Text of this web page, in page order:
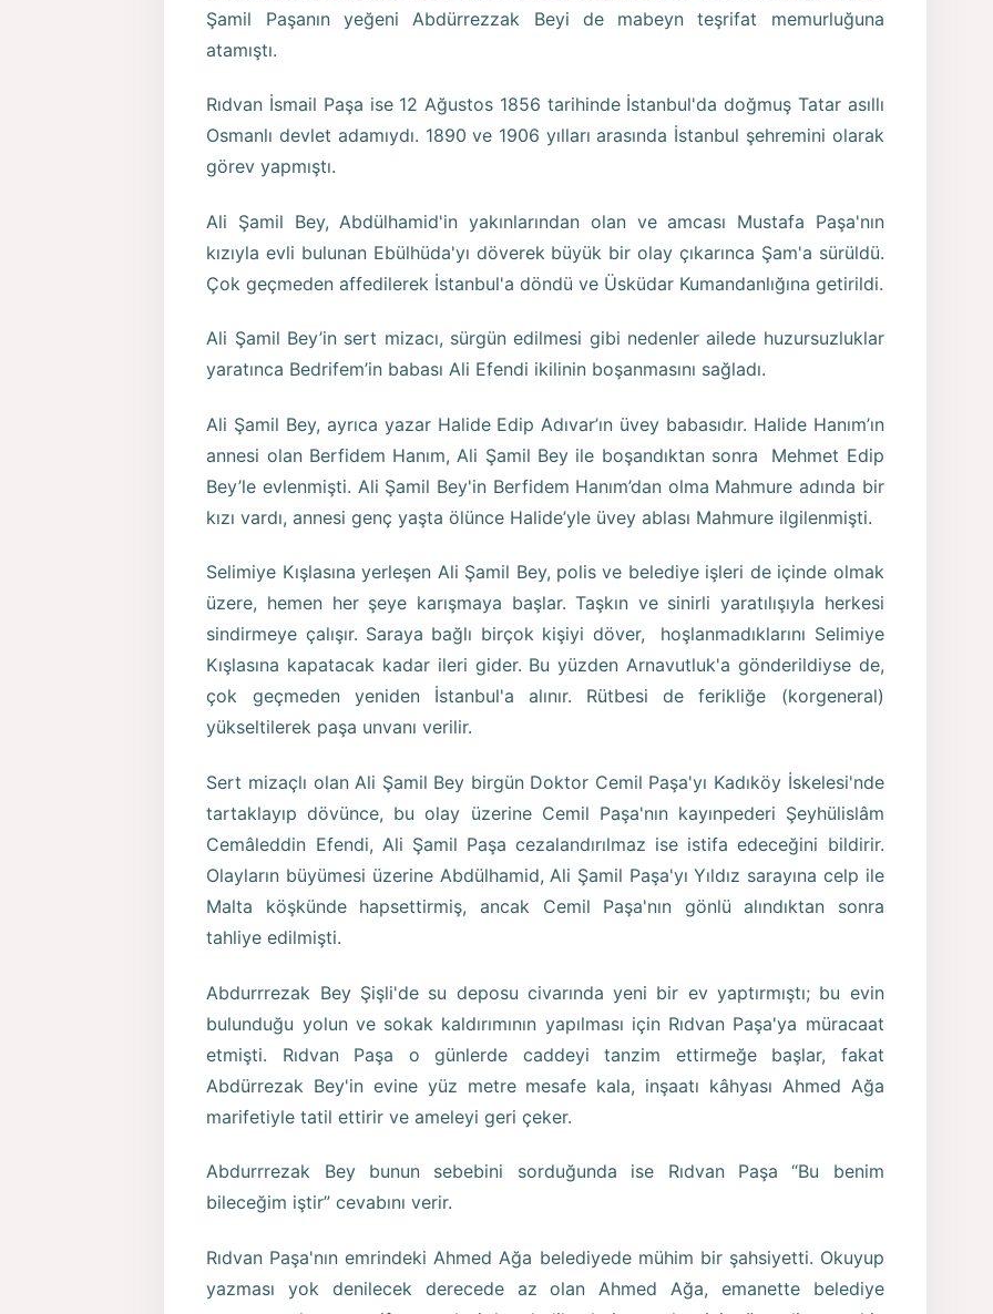
Şamil Paşanın yeğeni Abdürrezzak Beyi de mabeyn teşrifat memurluğuna
atamıştı.
Rıdvan İsmail Paşa ise 12 Ağustos 1856 tarihinde İstanbul'da doğmuş Tatar asıllı
Osmanlı devlet adamıydı. 1890 ve 1906 yılları arasında İstanbul şehremini olarak
görev yapmıştı.
Ali Şamil Bey, Abdülhamid'in yakınlarından olan ve amcası Mustafa Paşa'nın
kızıyla evli bulunan Ebülhüda'yı döverek büyük bir olay çıkarınca Şam'a sürüldü.
Çok geçmeden affedilerek İstanbul'a döndü ve Üsküdar Kumandanlığına getirildi.
Ali Şamil Bey’in sert mizacı, sürgün edilmesi gibi nedenler ailede huzursuzluklar
yaratınca Bedrifem’in babası Ali Efendi ikilinin boşanmasını sağladı.
Ali Şamil Bey, ayrıca yazar Halide Edip Adıvar’ın üvey babasıdır. Halide Hanım’ın
annesi olan Berfidem Hanım, Ali Şamil Bey ile boşandıktan sonra Mehmet Edip
Bey’le evlenmişti. Ali Şamil Bey'in Berfidem Hanım’dan olma Mahmure adında bir
kızı vardı, annesi genç yaşta ölünce Halide’yle üvey ablası Mahmure ilgilenmişti.
Selimiye Kışlasına yerleşen Ali Şamil Bey, polis ve belediye işleri de içinde olmak
üzere, hemen her şeye karışmaya başlar. Taşkın ve sinirli yaratılışıyla herkesi
sindirmeye çalışır. Saraya bağlı birçok kişiyi döver, hoşlanmadıklarını Selimiye
Kışlasına kapatacak kadar ileri gider. Bu yüzden Arnavutluk'a gönderildiyse de,
çok geçmeden yeniden İstanbul'a alınır. Rütbesi de ferikliğe (korgeneral)
yükseltilerek paşa unvanı verilir.
Sert mizaçlı olan Ali Şamil Bey birgün Doktor Cemil Paşa'yı Kadıköy İskelesi'nde
tartaklayıp dövünce, bu olay üzerine Cemil Paşa'nın kayınpederi Şeyhülislâm
Cemâleddin Efendi, Ali Şamil Paşa cezalandırılmaz ise istifa edeceğini bildirir.
Olayların büyümesi üzerine Abdülhamid, Ali Şamil Paşa'yı Yıldız sarayına celp ile
Malta köşkünde hapsettirmiş, ancak Cemil Paşa'nın gönlü alındıktan sonra
tahliye edilmişti.
Abdurrrezak Bey Şişli'de su deposu civarında yeni bir ev yaptırmıştı; bu evin
bulunduğu yolun ve sokak kaldırımının yapılması için Rıdvan Paşa'ya müracaat
etmişti. Rıdvan Paşa o günlerde caddeyi tanzim ettirmeğe başlar, fakat
Abdürrezak Bey'in evine yüz metre mesafe kala, inşaatı kâhyası Ahmed Ağa
marifetiyle tatil ettirir ve ameleyi geri çeker.
Abdurrrezak Bey bunun sebebini sorduğunda ise Rıdvan Paşa “Bu benim
bileceğim iştir” cevabını verir.
Rıdvan Paşa'nın emrindeki Ahmed Ağa belediyede mühim bir şahsiyetti. Okuyup
yazması yok denilecek derecede az olan Ahmed Ağa, emanette belediye